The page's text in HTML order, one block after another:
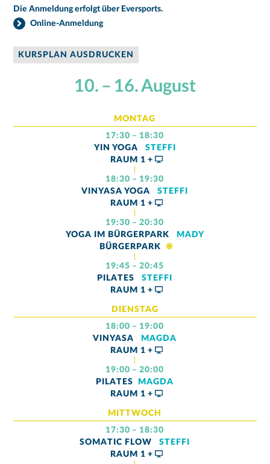
Die Anmeldung erfolgt über Eversports.
Online-Anmeldung
KURSPLAN AUSDRUCKEN
10. – 16. August
MONTAG
17:30 – 18:30
YIN YOGA
STEFFI
RAUM 1 +
18:30 – 19:30
VINYASA YOGA
STEFFI
RAUM 1 +
19:30 – 20:30
YOGA IM BÜRGERPARK
MADY
BÜRGERPARK
19:45 – 20:45
PILATES
STEFFI
RAUM 1 +
DIENSTAG
18:00 – 19:00
VINYASA
MAGDA
RAUM 1 +
19:00 – 20:00
PILATES
MAGDA
RAUM 1 +
MITTWOCH
17:30 – 18:30
SOMATIC FLOW
STEFFI
RAUM 1 +